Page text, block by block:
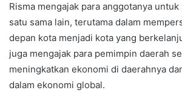
Risma mengajak para anggotanya
satu sama lain, terutama dalam
depan kota menjadi kota yang
juga mengajak para pemimpin daerah
meningkatkan ekonomi di daerahnya
dalam ekonomi global.